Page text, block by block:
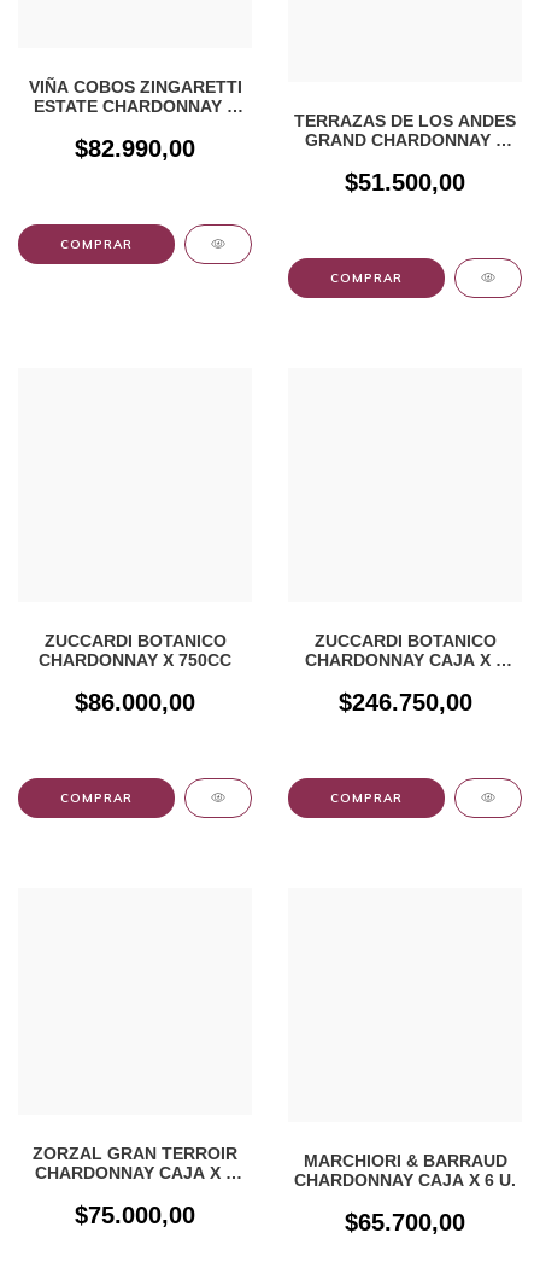
VIÑA COBOS ZINGARETTI
ESTATE CHARDONNAY X
$82.990,00
TERRAZAS DE LOS ANDES
GRAND CHARDONNAY X
$51.500,00
ZUCCARDI BOTANICO
CHARDONNAY X 750CC
$86.000,00
ZUCCARDI BOTANICO
CHARDONNAY CAJA X 3
$246.750,00
ZORZAL GRAN TERROIR
CHARDONNAY CAJA X 6
$75.000,00
MARCHIORI & BARRAUD
CHARDONNAY CAJA X 6 U.
$65.700,00